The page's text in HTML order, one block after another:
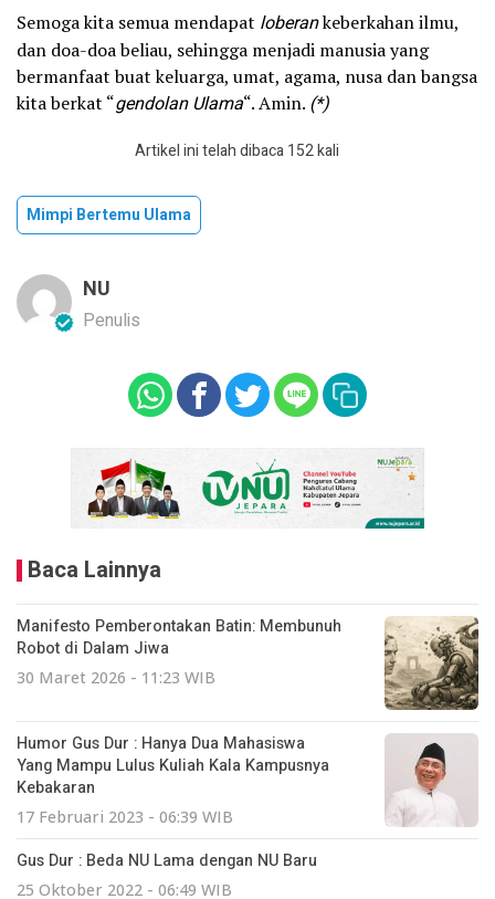
Semoga kita semua mendapat loberankeberkahan ilmu,
dan doa-doa beliau, sehingga menjadi manusia yang
bermanfaat buat keluarga, umat, agama, nusa dan bangsa
kita berkat “gendolan Ulama“. Amin. (*)
Artikel ini telah dibaca 152 kali
Mimpi Bertemu Ulama
NU
Penulis
Baca Lainnya
Manifesto Pemberontakan Batin: Membunuh
Robot di Dalam Jiwa
30 Maret 2026 - 11:23 WIB
Humor Gus Dur : Hanya Dua Mahasiswa
Yang Mampu Lulus Kuliah Kala Kampusnya
Kebakaran
17 Februari 2023 - 06:39 WIB
Gus Dur : Beda NU Lama dengan NU Baru
25 Oktober 2022 - 06:49 WIB